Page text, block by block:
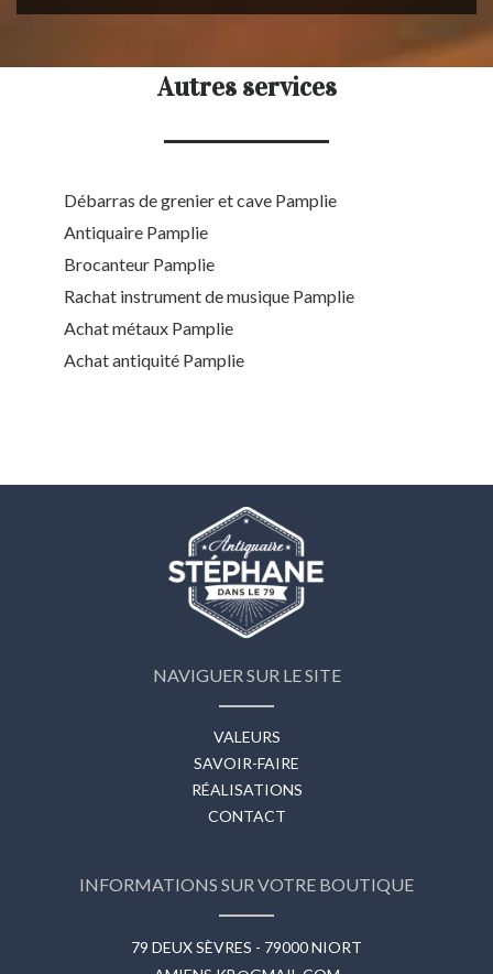
Autres services
Débarras de grenier et cave Pamplie
Antiquaire Pamplie
Brocanteur Pamplie
Rachat instrument de musique Pamplie
Achat métaux Pamplie
Achat antiquité Pamplie
NAVIGUER SUR LE SITE
VALEURS
SAVOIR-FAIRE
RÉALISATIONS
CONTACT
INFORMATIONS SUR VOTRE BOUTIQUE
79 DEUX SÈVRES - 79000 NIORT